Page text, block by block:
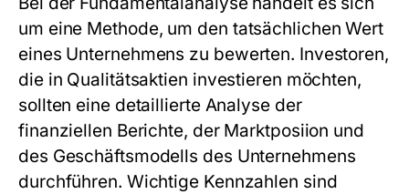
um eine Methode, um den tatsächlichen Wert
eines Unternehmens zu bewerten. Investoren,
die in Qualitätsaktien investieren möchten,
sollten eine detaillierte Analyse der
finanziellen Berichte, der Marktposiion und
des Geschäftsmodells des Unternehmens
durchführen. Wichtige Kennzahlen sind